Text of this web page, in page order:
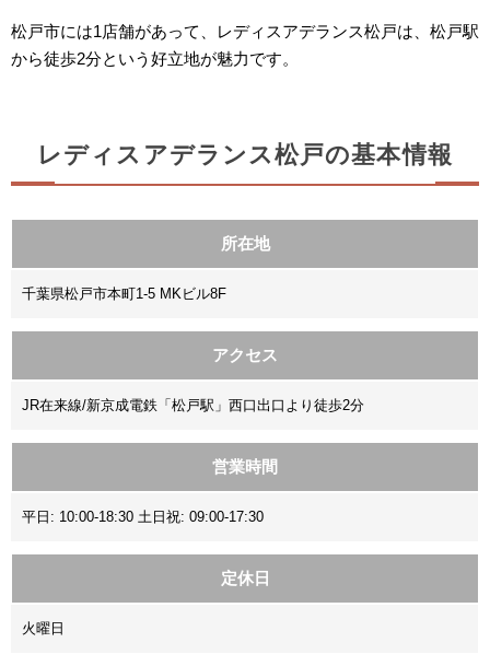
松戸市には1店舗があって、レディスアデランス松戸は、松戸駅
から徒歩2分という好立地が魅力です。
レディスアデランス松戸の基本情報
所在地
千葉県松戸市本町1-5 MKビル8F
アクセス
JR在来線/新京成電鉄「松戸駅」西口出口より徒歩2分
営業時間
平日: 10:00-18:30 土日祝: 09:00-17:30
定休日
火曜日